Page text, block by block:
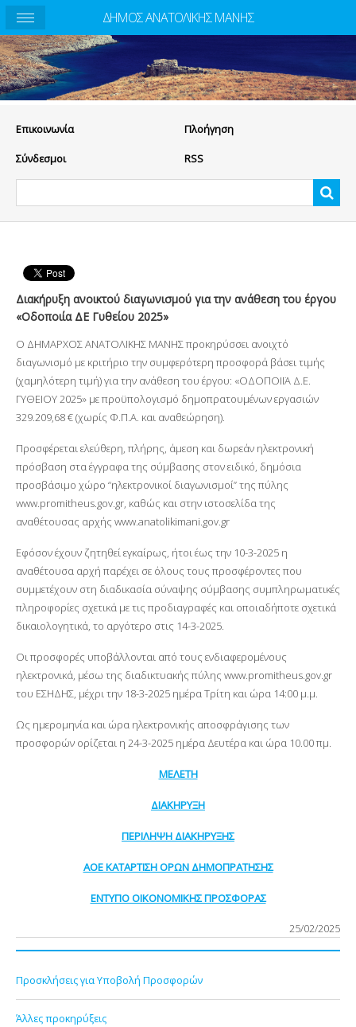
Eπικοινωνία Πλοήγηση
Σύνδεσμοι RSS
Διακήρυξη ανοικτού διαγωνισμού για την ανάθεση του έργου
«Οδοποιία ΔΕ Γυθείου 2025»
Ο ΔΗΜΑΡΧΟΣ ΑΝΑΤΟΛΙΚΗΣ ΜΑΝΗΣ προκηρύσσει ανοιχτό
διαγωνισμό με κριτήριο την συμφερότερη προσφορά βάσει τιμής
(χαμηλότερη τιμή) για την ανάθεση του έργου: «ΟΔΟΠΟΙΪΑ Δ.Ε.
ΓΥΘΕΙΟΥ 2025» με προϋπολογισμό δημοπρατουμένων εργασιών
329.209,68 € (χωρίς Φ.Π.Α. και αναθεώρηση).
Προσφέρεται ελεύθερη, πλήρης, άμεση και δωρεάν ηλεκτρονική
πρόσβαση στα έγγραφα της σύμβασης στον ειδικό, δημόσια
προσβάσιμο χώρο “ηλεκτρονικοί διαγωνισμοί” της πύλης
www.promitheus.gov.gr, καθώς και στην ιστοσελίδα της
αναθέτουσας αρχής www.anatolikimani.gov.gr
Εφόσον έχουν ζητηθεί εγκαίρως, ήτοι έως την 10-3-2025 η
αναθέτουσα αρχή παρέχει σε όλους τους προσφέροντες που
συμμετέχουν στη διαδικασία σύναψης σύμβασης συμπληρωματικές
πληροφορίες σχετικά με τις προδιαγραφές και οποιαδήποτε σχετικά
δικαιολογητικά, το αργότερο στις 14-3-2025.
Οι προσφορές υποβάλλονται από τους ενδιαφερομένους
ηλεκτρονικά, μέσω της διαδικτυακής πύλης www.promitheus.gov.gr
του ΕΣΗΔΗΣ, μέχρι την 18-3-2025 ημέρα Τρίτη και ώρα 14:00 μ.μ.
Ως ημερομηνία και ώρα ηλεκτρονικής αποσφράγισης των
προσφορών ορίζεται η 24-3-2025 ημέρα Δευτέρα και ώρα 10.00 πμ.
ΜΕΛΕΤΗ
ΔΙΑΚΗΡΥΞΗ
ΠΕΡΙΛΗΨΗ ΔΙΑΚΗΡΥΞΗΣ
ΑΟΕ ΚΑΤΑΡΤΙΣΗ ΟΡΩΝ ΔΗΜΟΠΡΑΤΗΣΗΣ
ΕΝΤΥΠΟ ΟΙΚΟΝΟΜΙΚΗΣ ΠΡΟΣΦΟΡΑΣ
25/02/2025
Προσκλήσεις για Υποβολή Προσφορών
Άλλες προκηρύξεις
ΔΗΜΟΣ ΑΝΑΤΟΛΙΚΗΣ ΜΑΝΗΣ